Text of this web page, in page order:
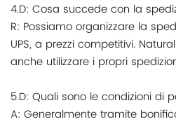
4.D: Cosa succede con la
R: Possiamo organizzare la
UPS, a prezzi competitivi.
anche utilizzare i propri
5.D: Quali sono le condizioni di
A: Generalmente tramite